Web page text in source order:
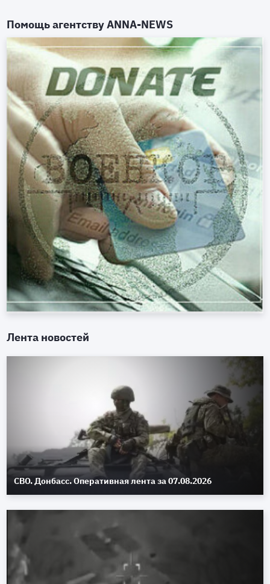
Помощь агентствуANNA-NEWS
Лента новостей
СВО. Донбасс. Оперативная лента за 07.08.2026